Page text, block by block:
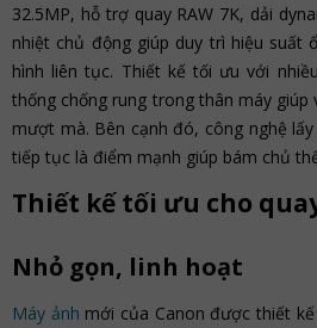
32.5MP, hỗ trợ quay RAW 7K, dải
nhiệt chủ động giúp duy trì hiệu suất
hình liên tục. Thiết kế tối ưu với
thống chống rung trong thân máy giúp
mượt mà. Bên cạnh đó, công nghệ
tiếp tục là điểm mạnh giúp bám chủ
Thiết kế tối ưu cho
Nhỏ gọn, linh hoạt
Máy ảnh mới của Canon được thiết